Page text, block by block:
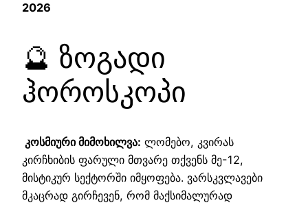
2026
🔮 ზოგადი
ჰოროსკოპი
კოსმიური მიმოხილვა: ლომებო, კვირას
კირჩხიბის ფარული მთვარე თქვენს მე-12,
მისტიკურ სექტორში იმყოფება. ვარსკვლავები
მკაცრად გირჩევენ, რომ მაქსიმალურად